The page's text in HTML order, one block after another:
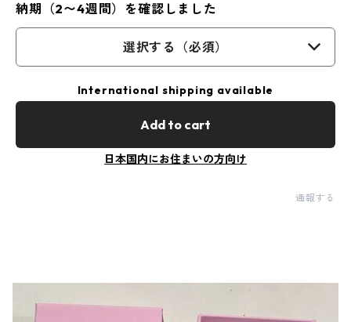
納期（2〜4週間）を確認しました
選択する（必須）
International shipping available
Add to cart
日本国内にお住まいの方向け
通報する